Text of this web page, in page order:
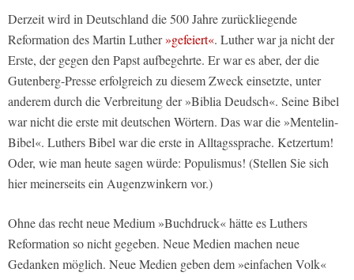
Derzeit wird in Deutschland die 500 Jahre zurückliegende
Reformation des Martin Luther»gefeiert«. Luther war ja nicht der
Erste, der gegen den Papst aufbegehrte. Er war es aber, der die
Gutenberg-Presse erfolgreich zu diesem Zweck einsetzte, unter
anderem durch die Verbreitung der »Biblia Deudsch«. Seine Bibel
war nicht die erste mit deutschen Wörtern. Das war die »Mentelin-
Bibel«. Luthers Bibel war die erste in Alltagssprache. Ketzertum!
Oder, wie man heute sagen würde: Populismus! (Stellen Sie sich
hier meinerseits ein Augenzwinkern vor.)
Ohne das recht neue Medium »Buchdruck« hätte es Luthers
Reformation so nicht gegeben. Neue Medien machen neue
Gedanken möglich. Neue Medien geben dem »einfachen Volk«